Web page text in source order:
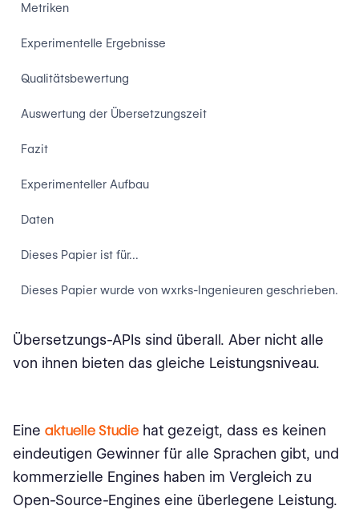
Metriken
Experimentelle Ergebnisse
Qualitätsbewertung
Auswertung der Übersetzungszeit
Fazit
Experimenteller Aufbau
Daten
Dieses Papier ist für…
Dieses Papier wurde von wxrks-Ingenieuren geschrieben.
Übersetzungs-APIs sind überall. Aber nicht alle
von ihnen bieten das gleiche Leistungsniveau.
Eine aktuelle Studie hat gezeigt, dass es keinen
eindeutigen Gewinner für alle Sprachen gibt, und
kommerzielle Engines haben im Vergleich zu
Open-Source-Engines eine überlegene Leistung.